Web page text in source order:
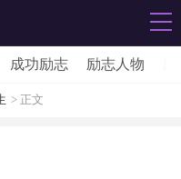
成功励志 励志人物
> 正文